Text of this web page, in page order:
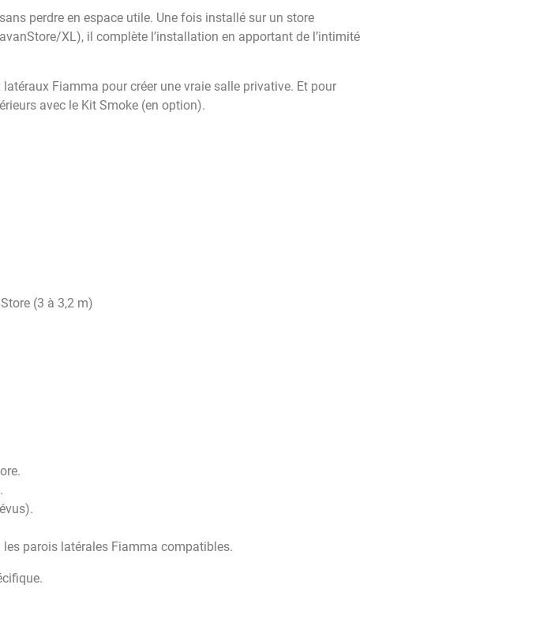
perdre en espace utile. Une fois installé sur un store
XL), il complète l’installation en apportant de l’intimité
Fiamma pour créer une vraie salle privative. Et pour
avec le Kit Smoke (en option).
(3 à 3,2 m)
parois latérales Fiamma compatibles.